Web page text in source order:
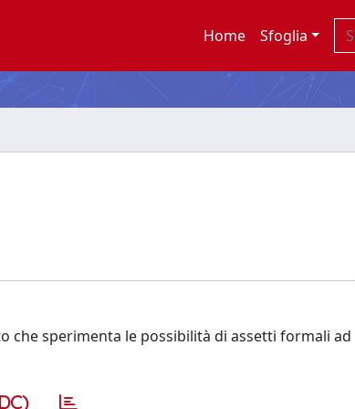
Home Sfoglia
sperimenta le possibilità di assetti formali ad